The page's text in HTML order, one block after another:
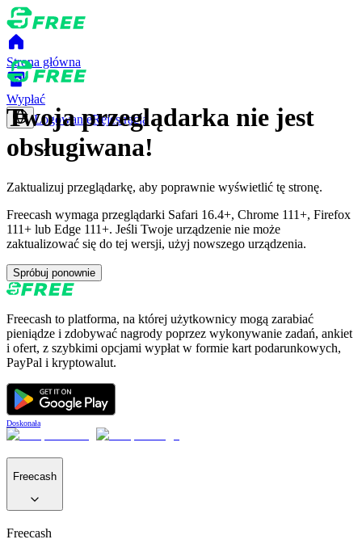
Strona główna
Wypłać
LogowanieRejestracja
Twoja przeglądarka nie jest
obsługiwana!
Zaktualizuj przeglądarkę, aby poprawnie wyświetlić tę stronę.
Freecash wymaga przeglądarki Safari 16.4+, Chrome 111+, Firefox
111+ lub Edge 111+. Jeśli Twoje urządzenie nie może
zaktualizować się do tej wersji, użyj nowszego urządzenia.
Spróbuj ponownie
Freecash to platforma, na której użytkownicy mogą zarabiać
pieniądze i zdobywać nagrody poprzez wykonywanie zadań, ankiet
i ofert, z szybkimi opcjami wypłat w formie kart podarunkowych,
PayPal i kryptowalut.
Doskonała
Freecash
Freecash